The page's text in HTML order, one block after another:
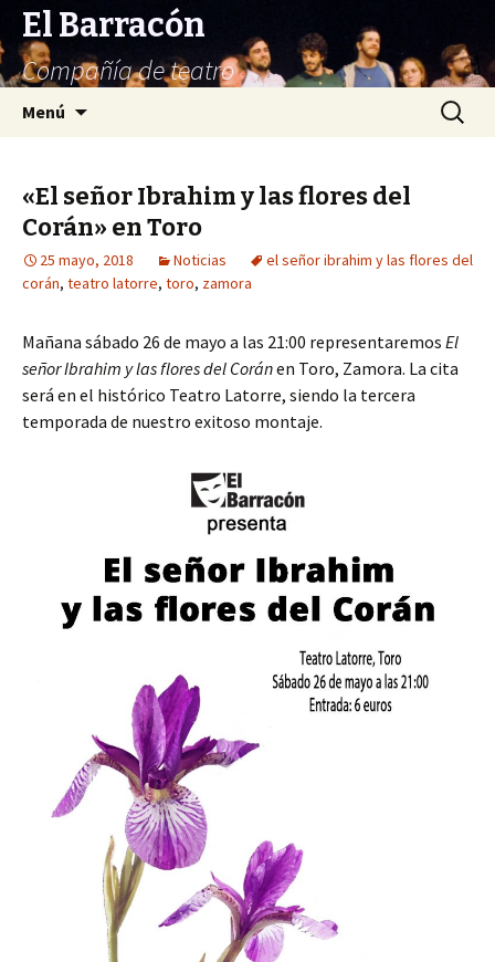
El Barracón
Compañía de teatro
Menú Buscar:
«El señor Ibrahim y las flores del
Corán» en Toro
25 mayo, 2018 Noticias
el señor ibrahim y las flores del
corán, teatro latorre, toro, zamora
Mañana sábado 26 de mayo a las 21:00 representaremos El
señor Ibrahim y las flores del Coránen Toro, Zamora. La cita
será en el histórico Teatro Latorre, siendo la tercera
temporada de nuestro exitoso montaje.